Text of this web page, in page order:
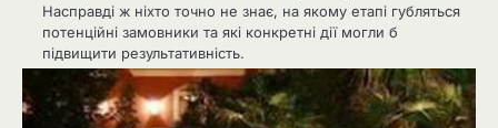
Насправді ж ніхто точно не знає, на якому етапі губляться
потенційні замовники та які конкретні дії могли б
підвищити результативність.